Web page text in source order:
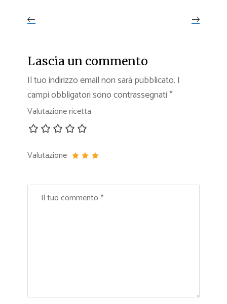
Lascia un commento
Il tuo indirizzo email non sarà pubblicato. I
campi obbligatori sono contrassegnati*
Valutazione ricetta
Valutazione